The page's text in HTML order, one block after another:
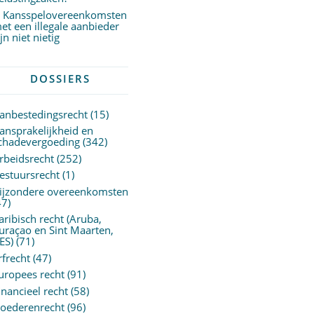
Kansspelovereenkomsten
een illegale aanbieder
niet nietig
DOSSIERS
(15)
en
(342)
(252)
(1)
overeenkomsten
recht (Aruba,
en Sint Maarten,
(71)
(47)
recht(91)
recht(58)
(96)